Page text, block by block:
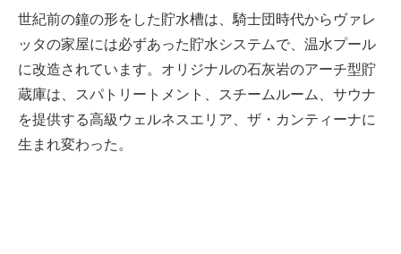
世紀前の鐘の形をした貯水槽は、騎士団時代からヴァレ
ッタの家屋には必ずあった貯水システムで、温水プール
に改造されています。オリジナルの石灰岩のアーチ型貯
蔵庫は、スパトリートメント、スチームルーム、サウナ
を提供する高級ウェルネスエリア、ザ・カンティーナに
生まれ変わった。